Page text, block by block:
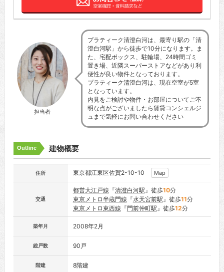
担当者
プラティーク清澄白河は、最寄り駅の「清
澄白河駅」から徒歩で10分になります。ま
た、宅配ボックス、駐輪場、24時間ゴミ
置き場、近隣スーパーストアなどがあり利
便性が良い物件となっております。
プラティーク清澄白河は、現在空室が5室
となっています。
内見をご検討や物件・お部屋についてご不
明な点がございましたら賃貸コンシェルジ
ュまで気軽にお問い合わせください
Outline 建物概要
住所 東京都江東区佐賀2-10-10 Map
交通
都営大江戸線 『清澄白河駅』徒歩10分
東京メトロ半蔵門線 『水天宮前駅』徒歩11分
東京メトロ東西線 『門前仲町駅』徒歩12分
築年月 2008年2月
総戸数 90戸
階建 8階建